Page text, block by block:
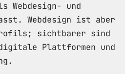
und
Webdesign ist aber
sichtbarer sind
digitale Plattformen und